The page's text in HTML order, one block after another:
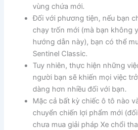
vùng chứa mới.
Đối với phương tiện, nếu bạn
chạy trốn mới (mà bạn không
hướng dẫn này), bạn có thể
Sentinel Classic.
Tuy nhiên, thực hiện những
người bạn sẽ khiến mọi việc
dàng hơn nhiều đối với bạn.
Mặc cả bất kỳ chiếc ô tô nào
chuyển chiến lợi phẩm mới
chưa mua giải pháp Xe chổi